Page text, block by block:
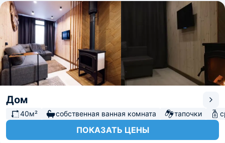
Дом
40м² собственная ванная комната тапочки
ПОКАЗАТЬ ЦЕНЫ